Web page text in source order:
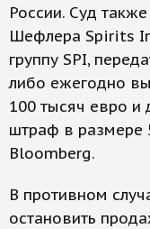
России. Суд
Шефлера Spirits
группу SPI,
либо ежегодно
100 тысяч евро и
штраф в размере
Bloomberg.
В противном
остановить